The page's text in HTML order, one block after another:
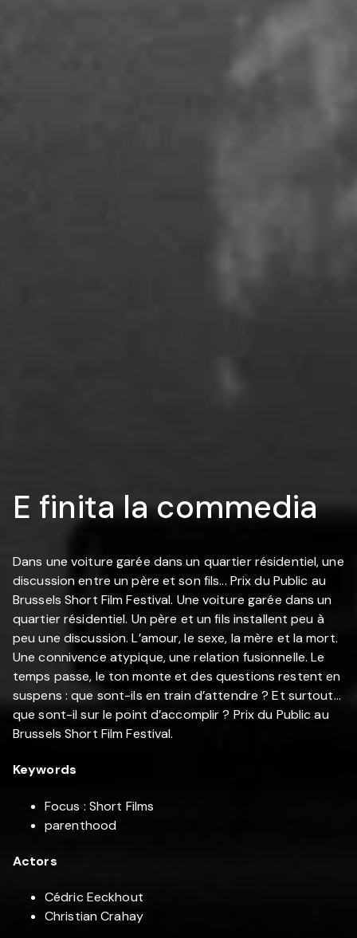
E finita la commedia
Dans une voiture garée dans un quartier résidentiel, une
discussion entre un père et son fils... Prix du Public au
Brussels Short Film Festival. Une voiture garée dans un
quartier résidentiel. Un père et un fils installent peu à
peu une discussion. L’amour, le sexe, la mère et la mort.
Une connivence atypique, une relation fusionnelle. Le
temps passe, le ton monte et des questions restent en
suspens : que sont-ils en train d’attendre ? Et surtout…
que sont-il sur le point d’accomplir ? Prix du Public au
Brussels Short Film Festival.
Keywords
Focus : Short Films
parenthood
Actors
Cédric Eeckhout
Christian Crahay